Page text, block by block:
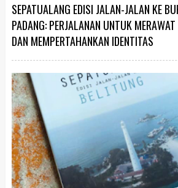
SEPATUALANG EDISI JALAN-JALAN KE
PADANG: PERJALANAN UNTUK
DAN MEMPERTAHANKAN IDENTITAS